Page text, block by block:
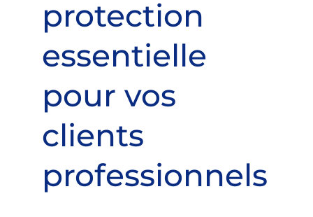
protection
essentielle
pour vos
clients
professionnels